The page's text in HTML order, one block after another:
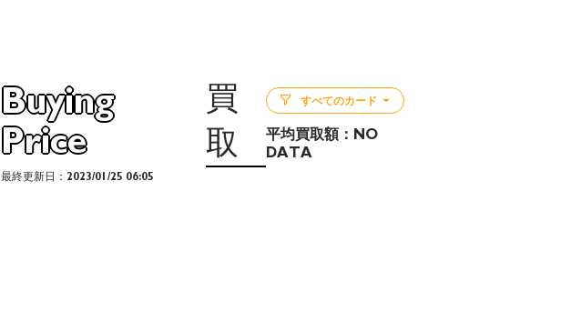
Buying
Price
買
取
最終更新日：2023/01/25 06:05
すべてのカード
平均買取額： NO
DATA